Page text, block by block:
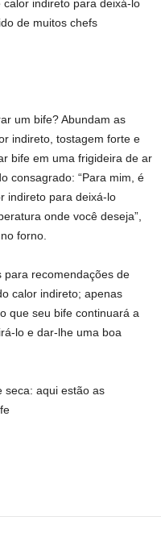
calor indireto para deixá-lo
de muitos chefs
um bife? Abundam as
indireto, tostagem forte e
bife em uma frigideira de ar
consagrado: “Para mim, é
indireto para deixá-lo
onde você deseja”,
forno.
para recomendações de
calor indireto; apenas
que seu bife continuará a
lo e dar-lhe uma boa
seca: aqui estão as